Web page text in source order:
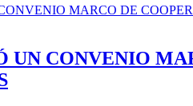
UN CONVENIO